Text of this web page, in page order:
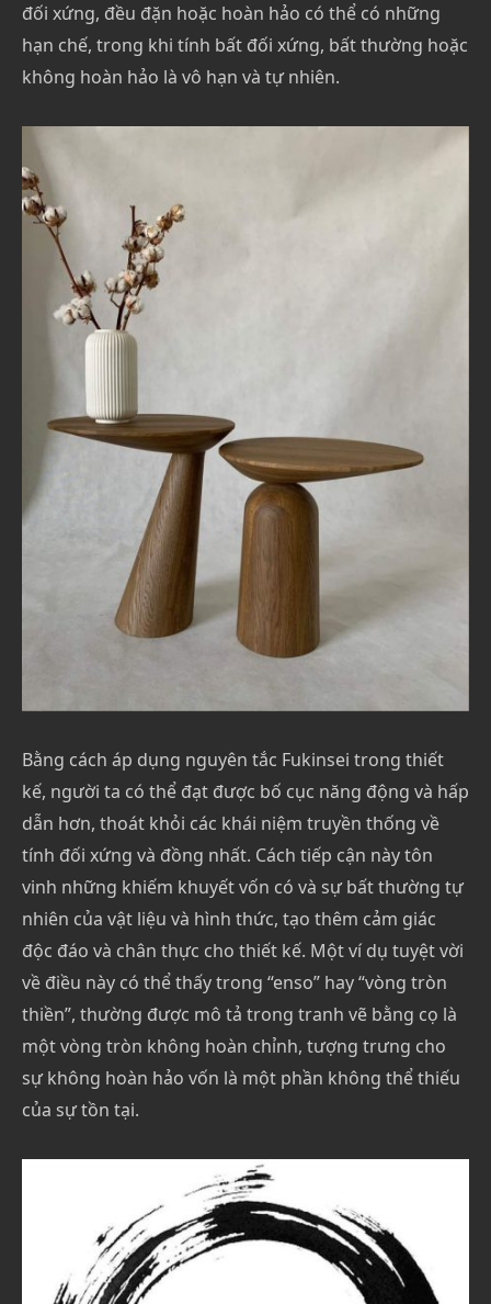
đối xứng, đều đặn hoặc hoàn hảo có thể có những
hạn chế, trong khi tính bất đối xứng, bất thường hoặc
không hoàn hảo là vô hạn và tự nhiên.
Bằng cách áp dụng nguyên tắc Fukinsei trong thiết
kế, người ta có thể đạt được bố cục năng động và hấp
dẫn hơn, thoát khỏi các khái niệm truyền thống về
tính đối xứng và đồng nhất. Cách tiếp cận này tôn
vinh những khiếm khuyết vốn có và sự bất thường tự
nhiên của vật liệu và hình thức, tạo thêm cảm giác
độc đáo và chân thực cho thiết kế. Một ví dụ tuyệt vời
về điều này có thể thấy trong “enso” hay “vòng tròn
thiền”, thường được mô tả trong tranh vẽ bằng cọ là
một vòng tròn không hoàn chỉnh, tượng trưng cho
sự không hoàn hảo vốn là một phần không thể thiếu
của sự tồn tại.